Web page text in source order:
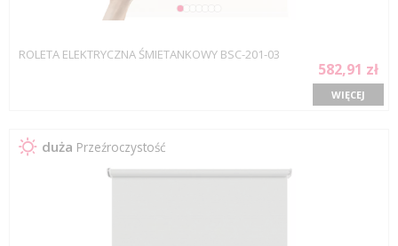
ROLETA ELEKTRYCZNA ŚMIETANKOWY BSC-201-03
582,91 zł
WIĘCEJ
duża Przeźroczystość